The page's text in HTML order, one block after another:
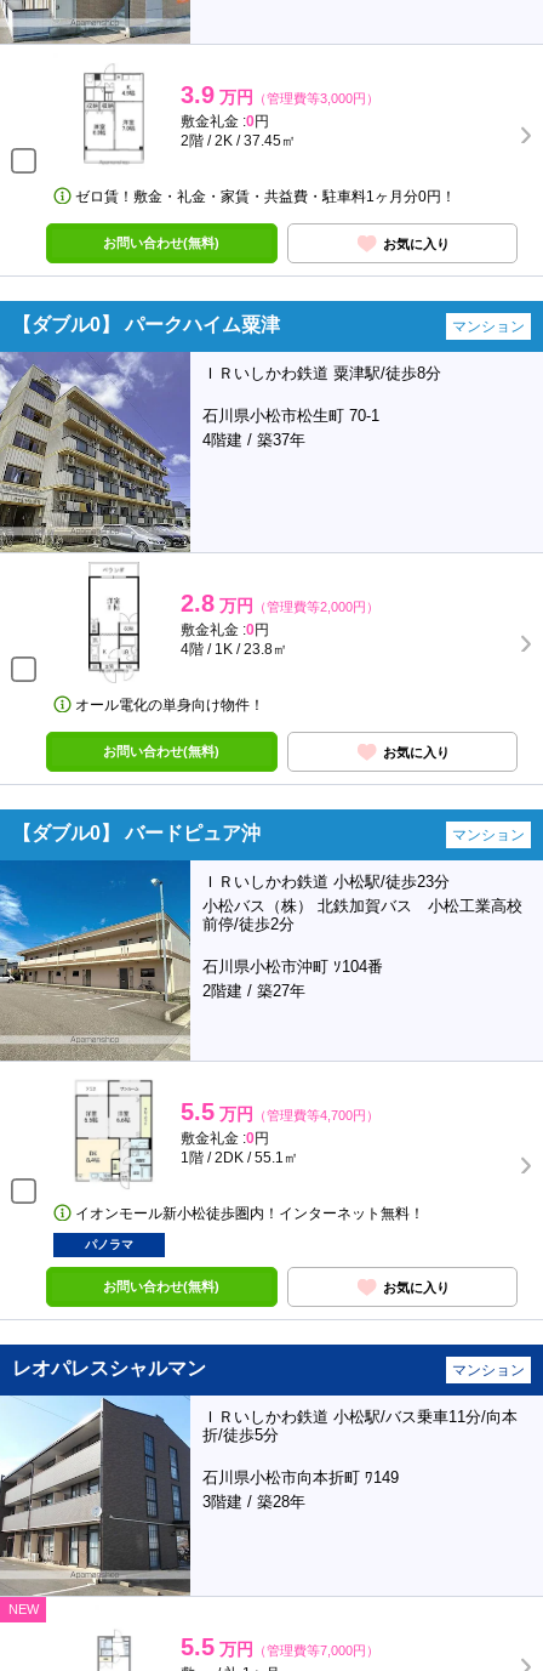
3.9 万円 （管理費等3,000円）
敷金礼金 :0円
2階 / 2K / 37.45㎡
ゼロ賃！敷金・礼金・家賃・共益費・駐車料1ヶ月分0円！
お問い合わせ(無料) お気に入り
【ダブル0】 パークハイム粟津 マンション
ＩＲいしかわ鉄道 粟津駅/徒歩8分
石川県小松市松生町 70-1
4階建 / 築37年
2.8 万円 （管理費等2,000円）
敷金礼金 :0円
4階 / 1K / 23.8㎡
オール電化の単身向け物件！
お問い合わせ(無料) お気に入り
【ダブル0】 バードピュア沖 マンション
ＩＲいしかわ鉄道 小松駅/徒歩23分
小松バス（株） 北鉄加賀バス 小松工業高校
前停/徒歩2分
石川県小松市沖町 ｿ104番
2階建 / 築27年
5.5 万円 （管理費等4,700円）
敷金礼金 :0円
1階 / 2DK / 55.1㎡
イオンモール新小松徒歩圏内！インターネット無料！
パノラマ
お問い合わせ(無料) お気に入り
レオパレスシャルマン マンション
ＩＲいしかわ鉄道 小松駅/バス乗車11分/向本
折/徒歩5分
石川県小松市向本折町 ﾜ149
3階建 / 築28年
NEW
5.5 万円 （管理費等7,000円）